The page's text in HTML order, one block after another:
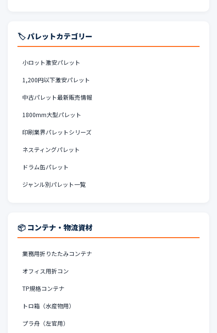
🏷️ パレットカテゴリー
小ロット激安パレット
1,200円以下激安パレット
中古パレット最新販売情報
1800mm大型パレット
印刷業界パレットシリーズ
ネスティングパレット
ドラム缶パレット
ジャンル別パレット一覧
📦 コンテナ・物流資材
業務用折りたたみコンテナ
オフィス用折コン
TP規格コンテナ
トロ箱（水産物用）
プラ舟（左官用）